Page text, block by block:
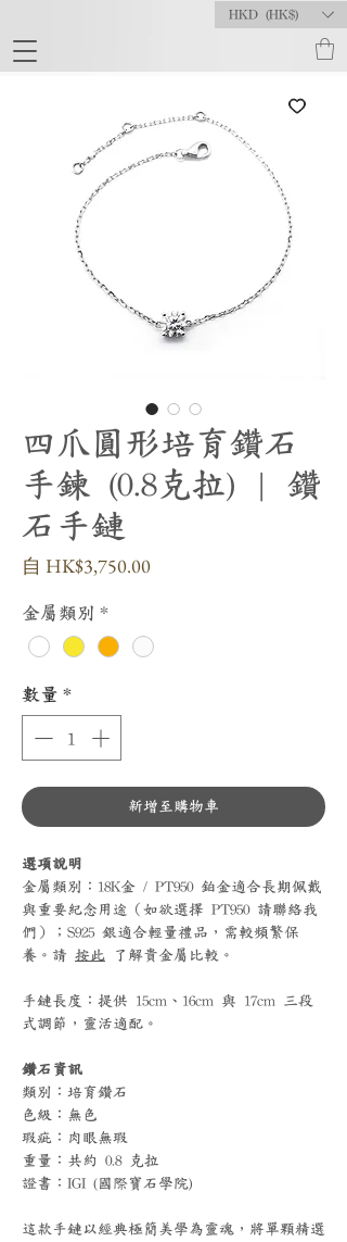
HKD (HK$)
四爪圓形培育鑽石
手鍊 (0.8克拉) | 鑽
石手鏈
自 HK$3,750.00促
格
金屬類別 *
數量 *
新增至購物車
選項說明
金屬類別：18K金 / PT950 鉑金適合長期佩戴
與重要紀念用途（如欲選擇 PT950 請聯絡我
們）；S925 銀適合輕量禮品，需較頻繁保
養。請 按此 了解貴金屬比較。
手鏈長度：提供 15cm、16cm 與 17cm 三段
式調節，靈活適配。
鑽石資訊
類別：培育鑽石
色級：無色
瑕疵：肉眼無瑕
重量：共約 0.8 克拉
證書：IGI (國際寶石學院)
這款手鏈以經典極簡美學為靈魂，將單顆精選